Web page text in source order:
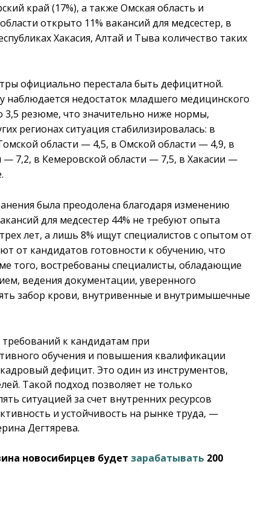
край (17%), а также Омская область и
открыто 11% вакансий для медсестер, в
Хакасия, Алтай и Тыва количество таких
официально перестала быть дефицитной.
недостаток младшего медицинского
3,5 резюме, что значительно ниже нормы,
регионах ситуация стабилизировалась: в
области — 4,5, в Омской области — 4,9, в
7,2, в Кемеровской области — 7,5, в Хакасии —
была преодолена благодаря изменению
для медсестер 44% не требуют опыта
лет, а лишь 8% ищут специалистов с опытом от
от кандидатов готовности к обучению, что
того, востребованы специалисты, обладающие
ведения документации, уверенного
забор крови, внутривенные и внутримышечные
к кандидатам при
обучения и повышения квалификации
дефицит. Это один из инструментов,
Такой подход позволяет не только
ситуацией за счет внутренних ресурсов
и устойчивость на рынке труда, —
Дегтярева.
новосибирцев будетзарабатывать 200